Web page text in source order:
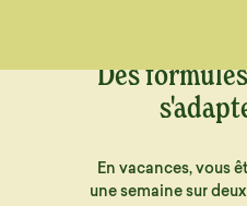
Des
En vacances, vous
une semaine sur